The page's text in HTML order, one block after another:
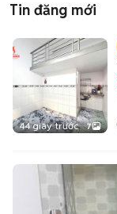
Tin đăng mới
44 giây trước 7